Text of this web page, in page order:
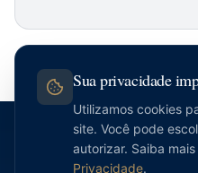
Sua privacidade
Utilizamos cookies
site. Você pode
autorizar. Saiba mais
Privacidade.